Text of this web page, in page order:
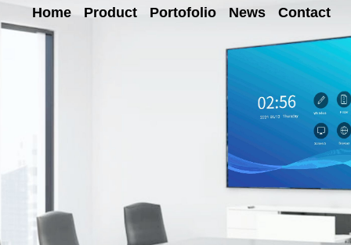
Home Product Portofolio News Contact